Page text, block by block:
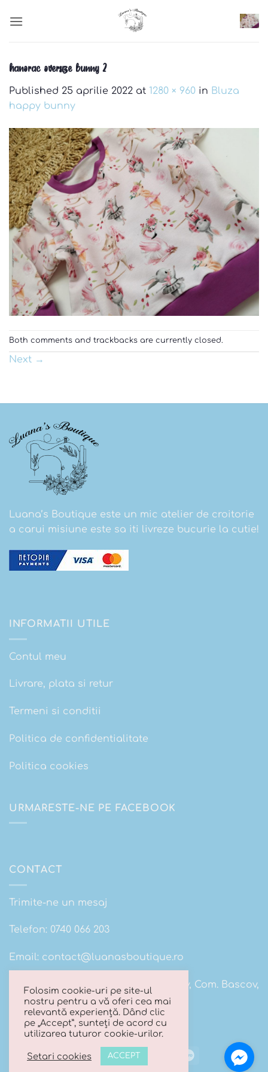
hanorac oversize bunny 2
Published 25 aprilie 2022 at 1280 × 960 in Bluza
happy bunny
Both comments and trackbacks are currently closed.
Next →
Luana’s Boutique este un mic atelier de croitorie
a carui misiune este sa iti livreze bucurie la cutie!
INFORMATII UTILE
Contul meu
Livrare, plata si retur
Termeni si conditii
Politica de confidentialitate
Politica cookies
URMARESTE-NE PE FACEBOOK
CONTACT
Trimite-ne un mesaj
Telefon: 0740 066 203
Email: contact@luanasboutique.ro
Adresa: Str. Scolii nr 16B, Sat. Bascov, Com. Bascov,
Jud Arges
Visa MasterCard Maestro
Folosim cookie-uri pe site-ul
nostru pentru a vă oferi cea mai
relevantă experiență. Dând clic
pe „Accept”, sunteți de acord cu
utilizarea tuturor cookie-urilor.
Setari cookies ACCEPT